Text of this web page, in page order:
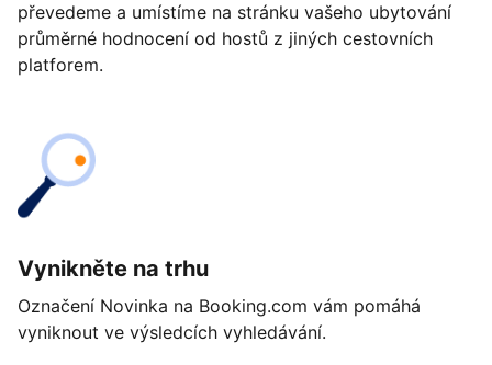
převedeme a umístíme na stránku vašeho ubytování
průměrné hodnocení od hostů z jiných cestovních
platforem.
Vynikněte na trhu
Označení Novinka na Booking.com vám pomáhá
vyniknout ve výsledcích vyhledávání.